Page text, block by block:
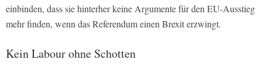
einbinden, dass sie hinterher keine Argumente für den EU-Ausstieg
mehr finden, wenn das Referendum einen Brexit erzwingt.
Kein Labour ohne Schotten